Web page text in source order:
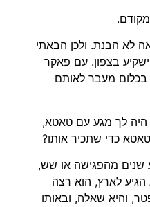
לא הבנת. ולכן הבאתי
בצפון. עם פאקר
בכלום מעבר לאותם
היה לך מגע עם טאטא,
כדי שתכיר אותו?
שנים מהפגישה או שש,
לארץ, הוא רצה
והיא שאלה, ובאותו